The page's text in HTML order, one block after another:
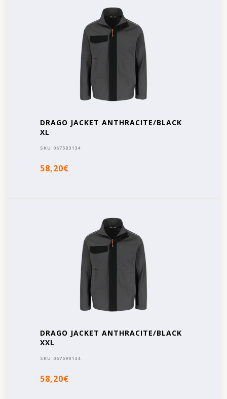
DRAGO JACKET ANTHRACITE/BLACK
XL
SKU: 067583134
58,20€
DRAGO JACKET ANTHRACITE/BLACK
XXL
SKU: 067590134
58,20€